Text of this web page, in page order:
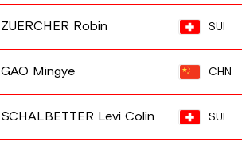
ZUERCHER Robin SUI
GAO Mingye CHN
SCHALBETTER Levi Colin SUI